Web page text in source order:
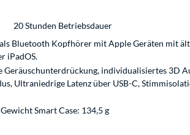
20 Stunden Betriebsdauer
Bluetooth Kopfhörer mit Apple Geräten mit
iPadOS.
Geräuschunter­drückung, individualisiertes 3D
Ultraniedrige Latenz über USB-C,
Smart Case: 134,5 g